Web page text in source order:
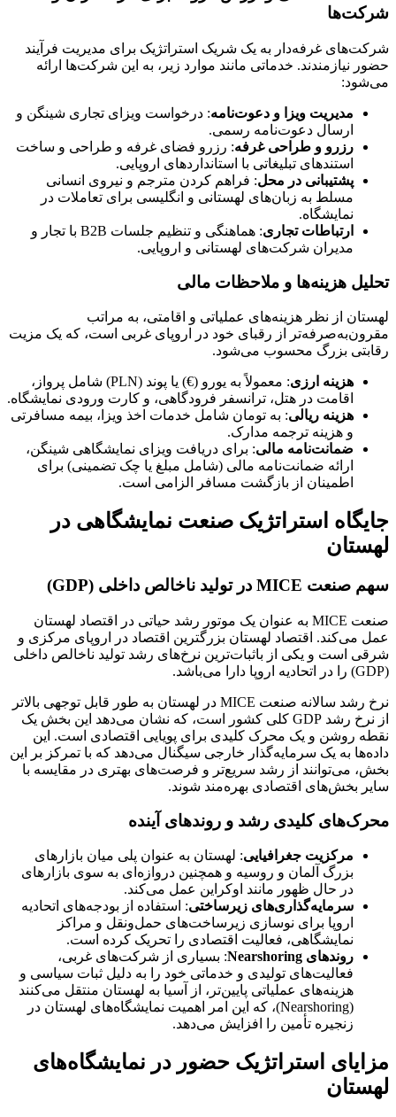
شرکت‌ها
شرکت‌های غرفه‌دار به یک شریک استراتژیک برای مدیریت فرآیند
حضور نیازمندند. خدماتی مانند موارد زیر، به این شرکت‌ها ارائه
می‌شود:
مدیریت ویزا و دعوت‌نامه: درخواست ویزای تجاری شینگن و
ارسال دعوت‌نامه رسمی.
رزرو و طراحی غرفه: رزرو فضای غرفه و طراحی و ساخت
استندهای تبلیغاتی با استانداردهای اروپایی.
پشتیبانی در محل: فراهم کردن مترجم و نیروی انسانی
مسلط به زبان‌های لهستانی و انگلیسی برای تعاملات در
نمایشگاه.
ارتباطات تجاری
: هماهنگی و تنظیم جلسات B2B با تجار و
مدیران شرکت‌های لهستانی و اروپایی.
تحلیل هزینه‌ها و ملاحظات مالی
لهستان از نظر هزینه‌های عملیاتی و اقامتی، به مراتب
مقرون‌به‌صرفه‌تر از رقبای خود در اروپای غربی است، که یک مزیت
رقابتی بزرگ محسوب می‌شود.
هزینه ارزی
: معمولاً به یورو (€) یا پوند (PLN) شامل پرواز،
اقامت در هتل، ترانسفر فرودگاهی، و کارت ورودی نمایشگاه.
هزینه ریالی: به تومان شامل خدمات اخذ ویزا، بیمه مسافرتی
و هزینه ترجمه مدارک.
ضمانت‌نامه مالی: برای دریافت ویزای نمایشگاهی شینگن،
ارائه ضمانت‌نامه مالی (شامل مبلغ یا چک تضمینی) برای
اطمینان از بازگشت مسافر الزامی است.
جایگاه استراتژیک صنعت نمایشگاهی در
لهستان
سهم صنعت MICE در تولید ناخالص داخلی (GDP)
صنعت MICE به عنوان یک موتور رشد حیاتی در اقتصاد لهستان
عمل می‌کند. اقتصاد لهستان بزرگترین اقتصاد در اروپای مرکزی و
شرقی است و یکی از باثبات‌ترین نرخ‌های رشد تولید ناخالص داخلی
(GDP) را در اتحادیه اروپا دارا می‌باشد.
نرخ رشد سالانه صنعت MICE در لهستان به طور قابل توجهی بالاتر
از نرخ رشد GDP کلی کشور است، که نشان می‌دهد این بخش یک
نقطه روشن و یک محرک کلیدی برای پویایی اقتصادی است. این
داده‌ها به یک سرمایه‌گذار خارجی سیگنال می‌دهد که با تمرکز بر این
بخش، می‌توانند از رشد سریع‌تر و فرصت‌های بهتری در مقایسه با
سایر بخش‌های اقتصادی بهره‌مند شوند.
محرک‌های کلیدی رشد و روندهای آینده
مرکزیت جغرافیایی: لهستان به عنوان پلی میان بازارهای
بزرگ آلمان و روسیه و همچنین دروازه‌ای به سوی بازارهای
در حال ظهور مانند اوکراین عمل می‌کند.
سرمایه‌گذاری‌های زیرساختی: استفاده از بودجه‌های اتحادیه
اروپا برای نوسازی زیرساخت‌های حمل‌ونقل و مراکز
نمایشگاهی، فعالیت اقتصادی را تحریک کرده است.
روندهای Nearshoring: بسیاری از شرکت‌های غربی،
فعالیت‌های تولیدی و خدماتی خود را به دلیل ثبات سیاسی و
هزینه‌های عملیاتی پایین‌تر، از آسیا به لهستان منتقل می‌کنند
(Nearshoring)، که این امر اهمیت نمایشگاه‌های لهستان در
زنجیره تأمین را افزایش می‌دهد.
مزایای استراتژیک حضور در نمایشگاه‌های
لهستان